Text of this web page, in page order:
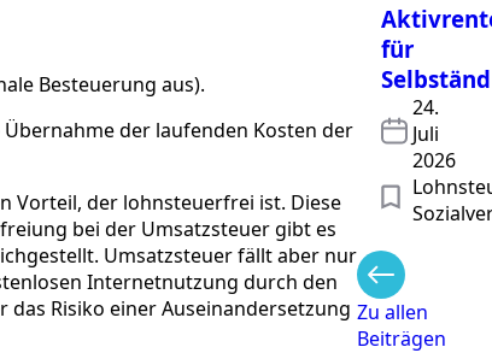
Besteuerung aus).
der laufenden Kosten der
Vorteil, der lohnsteuerfrei ist. Diese
bei der Umsatzsteuer gibt es
Umsatzsteuer fällt aber nur
Internetnutzung durch den
Risiko einer Auseinandersetzung
für
24.
Juli
2026
Zu allen
Beiträgen